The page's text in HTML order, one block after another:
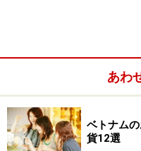
して蓮花の香りをうつ
■蓮芯茶……蓮の実の芯部
あわ
ベトナム
貨12選